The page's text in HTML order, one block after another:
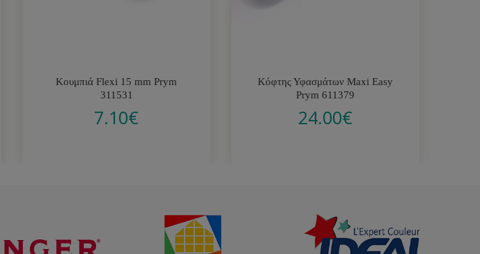
Κουμπιά Flexi 15 mm Prym
311531
7.10€
Κόφτης Υφασμάτων Maxi Easy
Prym 611379
24.00€